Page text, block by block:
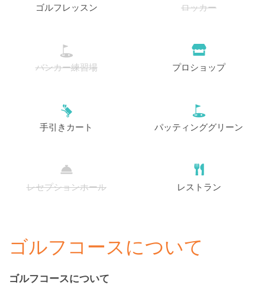
ゴルフレッスン ロッカー
バンカー練習場 プロショップ
手引きカート パッティンググリーン
レセプションホール レストラン
ゴルフコースについて
ゴルフコースについて